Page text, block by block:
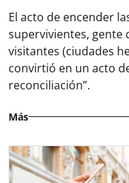
El acto de encender
supervivientes, gente
visitantes (ciudades
convirtió en un acto
reconciliación”.
Más